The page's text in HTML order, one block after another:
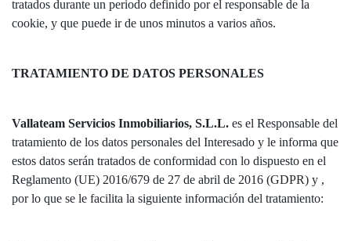
tratados durante un periodo definido por el responsable de la
cookie, y que puede ir de unos minutos a varios años.
TRATAMIENTO DE DATOS PERSONALES
Vallateam Servicios Inmobiliarios, S.L.L. es el Responsable del
tratamiento de los datos personales del Interesado y le informa que
estos datos serán tratados de conformidad con lo dispuesto en el
Reglamento (UE) 2016/679 de 27 de abril de 2016 (GDPR) y ,
por lo que se le facilita la siguiente información del tratamiento: